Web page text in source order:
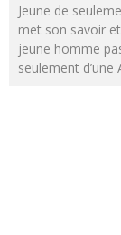
Jeune de
met son savoir
jeune homme
seulement